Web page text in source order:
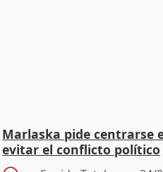
Marlaska pide centrarse
evitar el conflicto político